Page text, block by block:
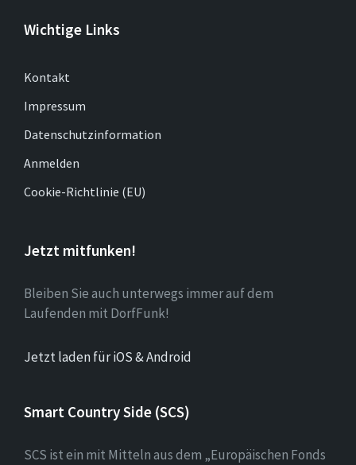
Wichtige Links
Kontakt
Impressum
Datenschutzinformation
Anmelden
Cookie-Richtlinie (EU)
Jetzt mitfunken!
Bleiben Sie auch unterwegs immer auf dem
Laufenden mit DorfFunk!
Jetzt laden für iOS & Android
Smart Country Side (SCS)
SCS ist ein mit Mitteln aus dem „Europäischen Fonds